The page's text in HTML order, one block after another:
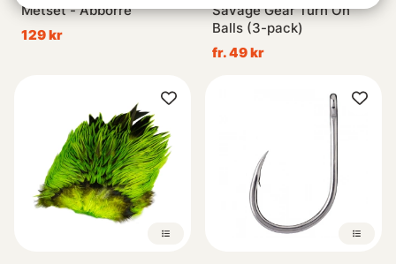
Metset - Abborre
129 kr
Savage Gear Turn On
Balls (3-pack)
fr. 49 kr